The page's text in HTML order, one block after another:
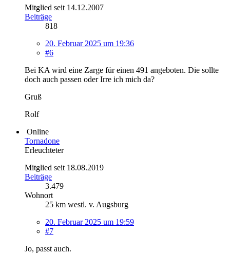
Mitglied seit 14.12.2007
Beiträge
818
20. Februar 2025 um 19:36
#6
Bei KA wird eine Zarge für einen 491 angeboten. Die sollte
doch auch passen oder Irre ich mich da?
Gruß
Rolf
Online
Tornadone
Erleuchteter
Mitglied seit 18.08.2019
Beiträge
3.479
Wohnort
25 km westl. v. Augsburg
20. Februar 2025 um 19:59
#7
Jo, passt auch.